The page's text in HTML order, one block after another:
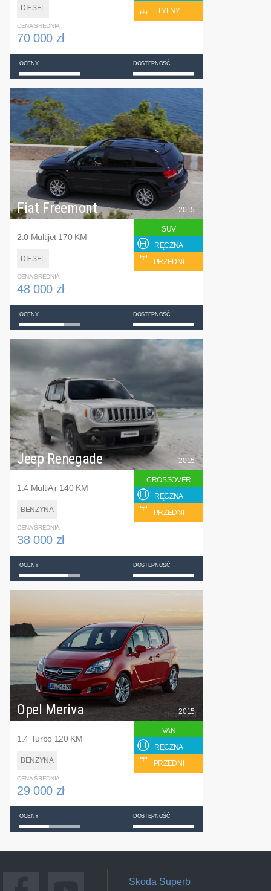
DIESEL
TYLNY
CENA ŚREDNIA
70 000 zł
OCENY DOSTĘPNOŚĆ
Fiat Freemont
2.0 Multijet 170 KM
DIESEL
2015
SUV
RĘCZNA
PRZEDNI
CENA ŚREDNIA
48 000 zł
OCENY DOSTĘPNOŚĆ
Jeep Renegade
1.4 MultiAir 140 KM
BENZYNA
2015
CROSSOVER
RĘCZNA
PRZEDNI
CENA ŚREDNIA
38 000 zł
OCENY DOSTĘPNOŚĆ
Opel Meriva
1.4 Turbo 120 KM
BENZYNA
2015
VAN
RĘCZNA
PRZEDNI
CENA ŚREDNIA
29 000 zł
OCENY DOSTĘPNOŚĆ
Skoda Superb